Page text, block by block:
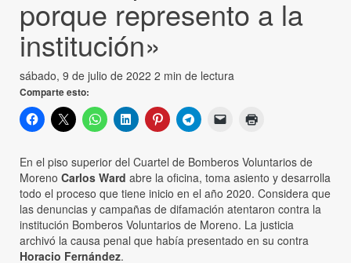
porque represento a la
institución»
sábado, 9 de julio de 2022 2 min de lectura
Comparte esto:
En el piso superior del Cuartel de Bomberos Voluntarios de
Moreno Carlos Ward abre la oficina, toma asiento y desarrolla
todo el proceso que tiene inicio en el año 2020. Considera que
las denuncias y campañas de difamación atentaron contra la
institución Bomberos Voluntarios de Moreno. La justicia
archivó la causa penal que había presentado en su contra
Horacio Fernández.